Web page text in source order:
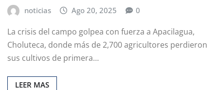
noticias Ago 20, 2025 0
La crisis del campo golpea con fuerza a Apacilagua,
Choluteca, donde más de 2,700 agricultores perdieron
sus cultivos de primera…
LEER MAS